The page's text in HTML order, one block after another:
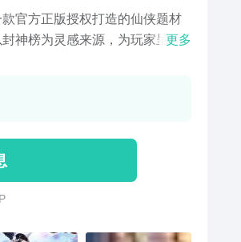
官方正版授权打造的仙侠题材
神榜为灵感来源，为玩家呈现
，同时登陆就送VIP，元宝大礼
更多